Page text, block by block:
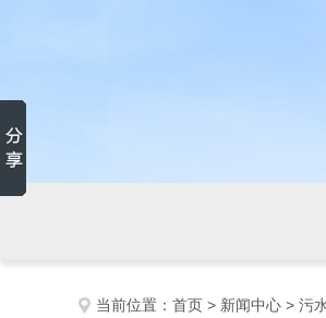
当前位置： 首页 > 新闻中心 > 污